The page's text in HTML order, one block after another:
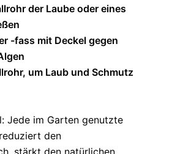
der Laube oder eines
-fass mit Deckel gegen
um Laub und Schmutz
Jede im Garten genutzte
den